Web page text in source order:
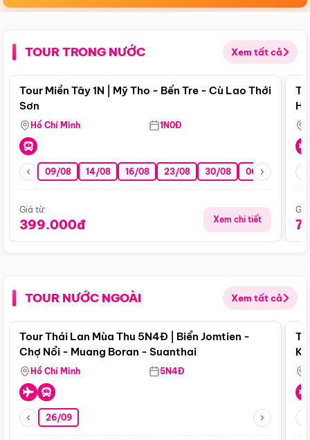
TOUR TRONG NƯỚC Xem tất cả
Điểm nổi bật
Tour Miền Tây 1N | Mỹ Tho - Bến Tre - Cù Lao Thới
Sơn
Hồ Chí Minh 1N0Đ
09/08 14/08 16/08 23/08 30/08 06/09 13/09
Giá từ:
399.000đ Xem chi tiết
TOUR NƯỚC NGOÀI Xem tất cả
Điểm nổi bật
Tour Thái Lan Mùa Thu 5N4Đ | Biển Jomtien -
Chợ Nổi - Muang Boran - Suanthai
Hồ Chí Minh 5N4Đ
26/09